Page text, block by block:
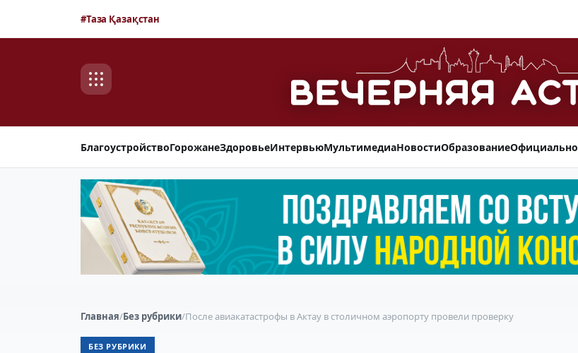
#Таза Қазақстан
БлагоустройствоГорожанеЗдоровьеИнтервьюМультимедиаНовостиОбразованиеОфициально
Главная/Без рубрики/После авиакатастрофы в Актау в столичном аэропорту провели проверку
БЕЗ РУБРИКИ